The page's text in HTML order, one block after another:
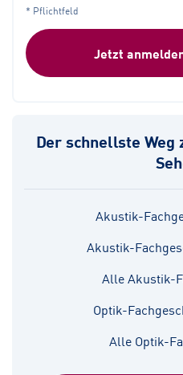
* Pflichtfeld
Jetzt
Der schnellste Weg
Akustik-
Akustik-
Alle Akustik-
Optik-
Alle Optik-